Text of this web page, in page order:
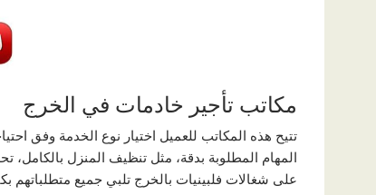
مكاتب تأجير خادمات في الخرج
تتيح هذه المكاتب للعميل اختيار نوع الخدمة وفق
المهام المطلوبة بدقة، مثل تنظيف المنزل بالكامل،
على شغالات فلبينيات بالخرج تلبي جميع متطلباتهم